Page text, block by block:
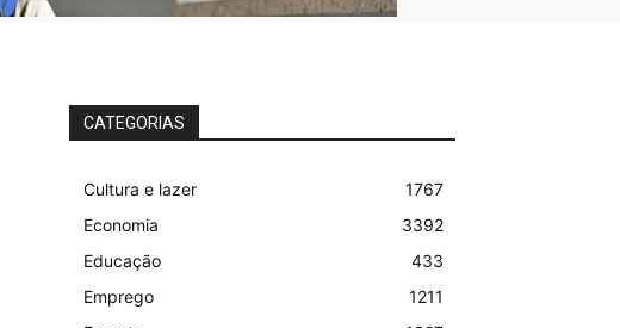
CATEGORIAS
Cultura e lazer
1767
Economia
3392
Educação
433
Emprego
1211